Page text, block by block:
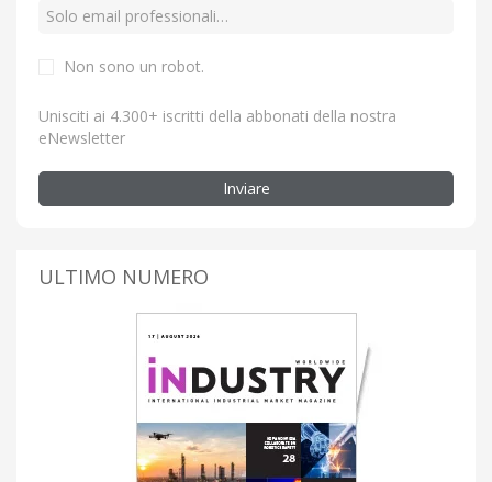
Non sono un robot.
Unisciti ai 4.300+ iscritti della abbonati della nostra
eNewsletter
Inviare
ULTIMO NUMERO